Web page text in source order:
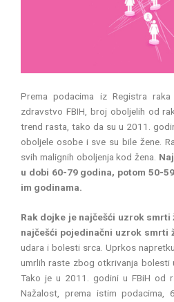
Prema podacima iz Registra
zdravstvo FBIH, broj oboljelih od
trend rasta, tako da su u 2011.
oboljele osobe i sve su bile žene.
svih malignih oboljenja kod žena.
u dobi 60-79 godina, potom 50-
im godinama.
Rak dojke je najčešći uzrok
najčešći pojedinačni uzrok smrti
udara i bolesti srca. Uprkos
umrlih raste zbog otkrivanja bolesti
Tako je u 2011. godini u FBiH od
Nažalost, prema istim podacima,